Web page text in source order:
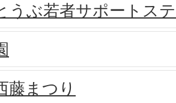
うぶ若者サポートス
藤まつり